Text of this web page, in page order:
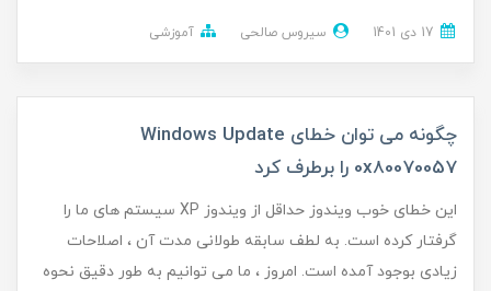
سیروس صالحی آموزشی
چگونه می توان خطای Windows Update
0x80070057 را برطرف کرد
این خطای خوب ویندوز حداقل از ویندوز XP سیستم های ما را
گرفتار کرده است. به لطف سابقه طولانی مدت آن ، اصلاحات
زیادی بوجود آمده است. امروز ، ما می توانیم به طور دقیق نحوه